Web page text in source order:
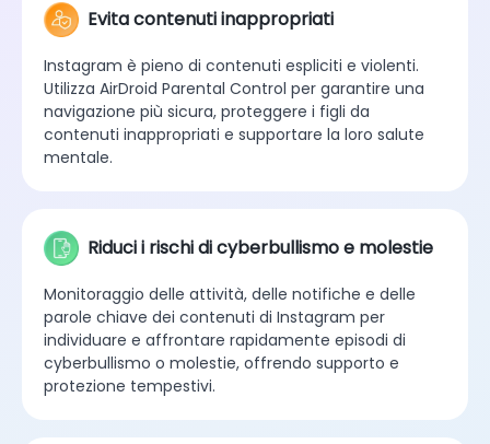
Evita contenuti inappropriati
Instagram è pieno di contenuti espliciti e violenti.
Utilizza AirDroid Parental Control per garantire una
navigazione più sicura, proteggere i figli da
contenuti inappropriati e supportare la loro salute
mentale.
Riduci i rischi di cyberbullismo e molestie
Monitoraggio delle attività, delle notifiche e delle
parole chiave dei contenuti di Instagram per
individuare e affrontare rapidamente episodi di
cyberbullismo o molestie, offrendo supporto e
protezione tempestivi.